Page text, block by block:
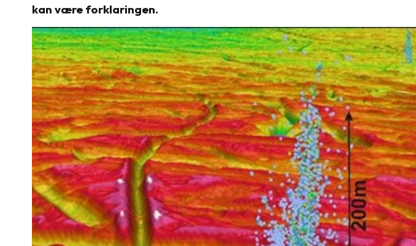
kan være forklaringen.